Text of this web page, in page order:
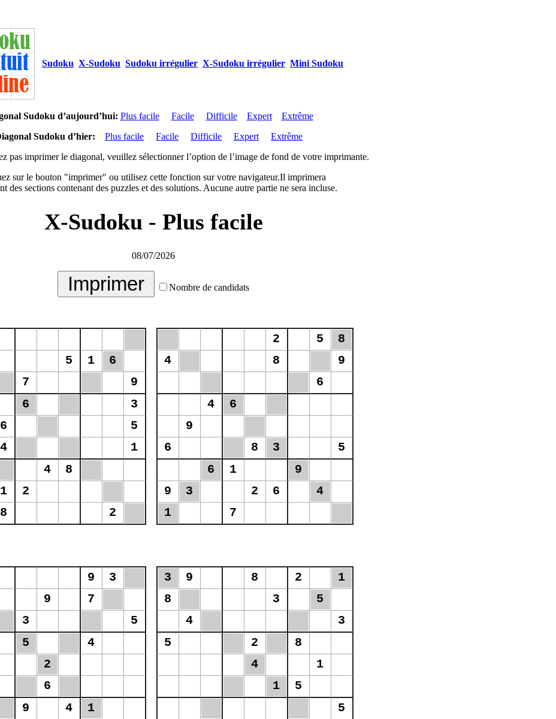
Sudoku X-Sudoku Sudoku irrégulier X-Sudoku irrégulier Mini Sudoku
Sudoku d’aujourd’hui: Plus facile Facile Difficile Expert
Extrême
Sudoku d’hier:
Plus facile Facile Difficile Expert
Extrême
pas imprimer le diagonal, veuillez sélectionner l’option de l’image de fond de votre imprimante.
sur le bouton "imprimer" ou utilisez cette fonction sur votre navigateur.Il imprimera
des sections contenant des puzzles et des solutions. Aucune autre partie ne sera incluse.
X-Sudoku - Plus facile
08/07/2026
Nombre de candidats